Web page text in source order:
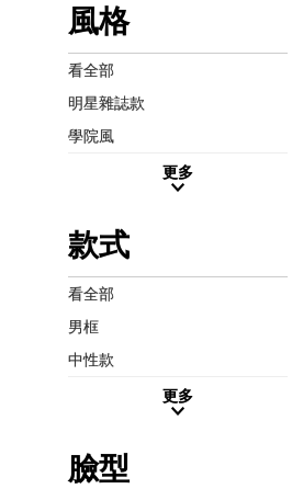
風格
看全部
明星雜誌款
學院風
更多
款式
看全部
男框
中性款
更多
臉型